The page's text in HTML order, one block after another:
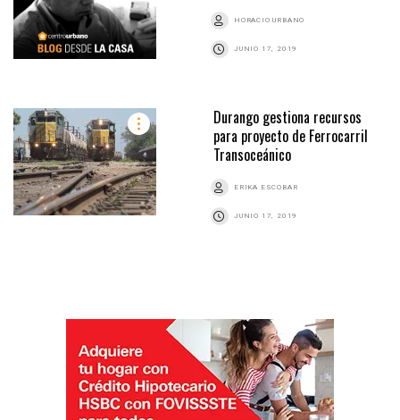
HORACIO URBANO
JUNIO 17, 2019
Durango gestiona recursos
para proyecto de Ferrocarril
Transoceánico
ERIKA ESCOBAR
JUNIO 17, 2019